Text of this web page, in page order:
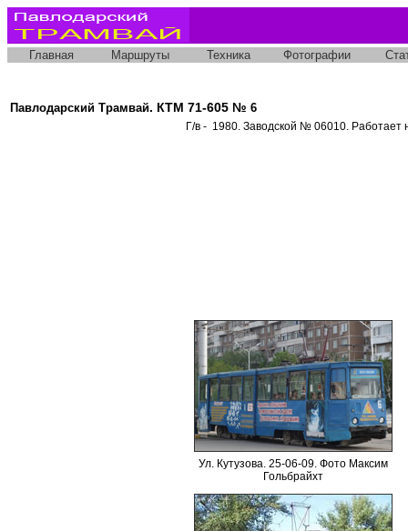
Главная Маршруты Техника Фотографии
Павлодарский Трамвай. КТМ 71-605 № 6
Г/в - 1980. Заводской № 06010. Работает
Ул. Кутузова. 25-06-09. Фото Максим
Гольбрайхт